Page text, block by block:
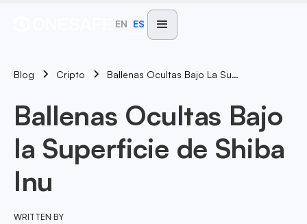
EN ES
Blog Cripto Ballenas Ocultas Bajo La Superficie De Shiba Inu
Ballenas Ocultas Bajo
la Superficie de Shiba
Inu
WRITTEN BY